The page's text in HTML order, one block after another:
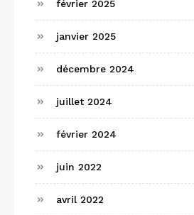
février 2025
janvier 2025
décembre 2024
juillet 2024
février 2024
juin 2022
avril 2022